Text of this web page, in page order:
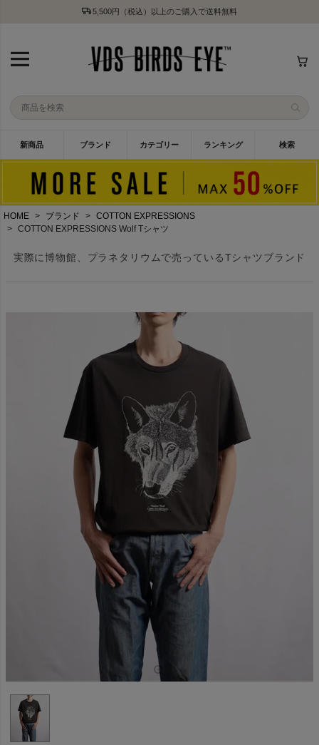
5,500円（税込）以上のご購入で送料無料
新商品 ブランド カテゴリー ランキング 検索
HOME ブランド
COTTON EXPRESSIONS
COTTON EXPRESSIONS Wolf Tシャツ
実際に博物館、プラネタリウムで売っているTシャツブランド